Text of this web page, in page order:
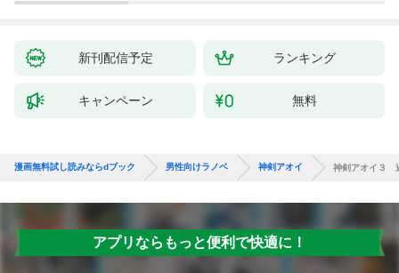
ない件～
新刊配信予定 ランキング
キャンペーン 無料
漫画無料試し読みならdブック 男性向けラノベ 神剣アオイ 神剣アオイ３
アプリならもっと便利で快適に！